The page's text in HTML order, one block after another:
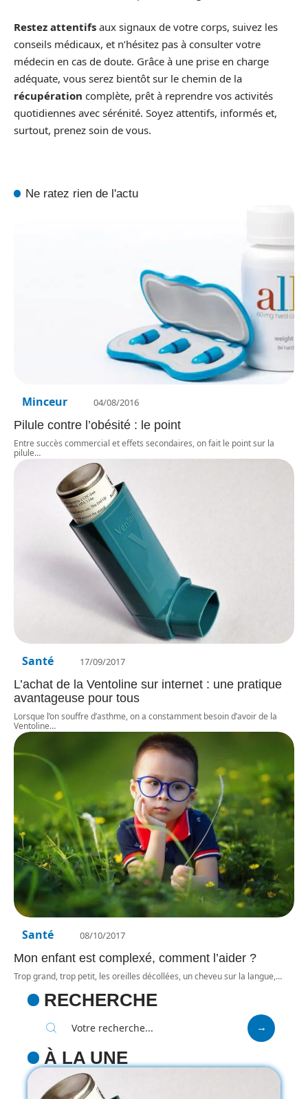
Restez attentifs aux signaux de votre corps, suivez les
conseils médicaux, et n’hésitez pas à consulter votre
médecin en cas de doute. Grâce à une prise en charge
adéquate, vous serez bientôt sur le chemin de la
récupération complète, prêt à reprendre vos activités
quotidiennes avec sérénité. Soyez attentifs, informés et,
surtout, prenez soin de vous.
Ne ratez rien de l'actu
Minceur 04/08/2016
Pilule contre l’obésité : le point
Entre succès commercial et effets secondaires, on fait le point sur la
pilule…
Santé 17/09/2017
L’achat de la Ventoline sur internet : une pratique
avantageuse pour tous
Lorsque l’on souffre d’asthme, on a constamment besoin d’avoir de la
Ventoline…
Santé 08/10/2017
Mon enfant est complexé, comment l’aider ?
Trop grand, trop petit, les oreilles décollées, un cheveu sur la langue,…
RECHERCHE
À LA UNE